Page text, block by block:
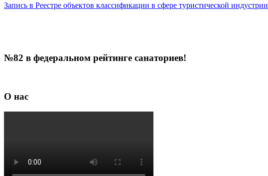
Запись в Реестре объектов классификации в сфере туристической индустрии
№82 в федеральном рейтинге санаториев!
О нас